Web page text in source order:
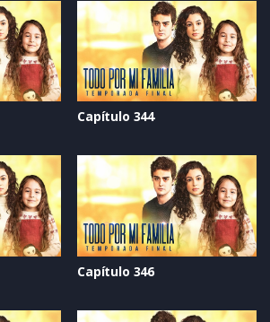
Capítulo 344
Capítulo 346